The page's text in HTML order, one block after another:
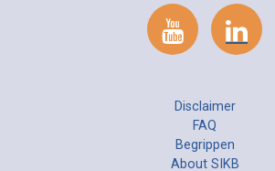
Disclaimer
FAQ
Begrippen
About SIKB